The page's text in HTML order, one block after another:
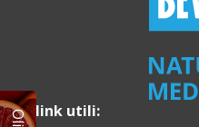
I link utili: